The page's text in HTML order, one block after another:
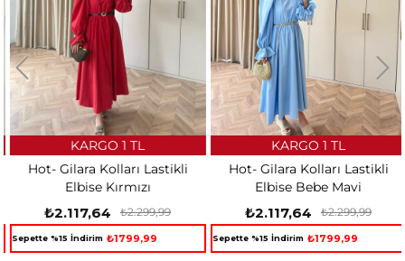
Hot- Gilara Kolları Lastikli
Elbise Kırmızı
₺2.117,64 ₺2.299,99
Sepette %15 İndirim ₺1799,99
KARGO 1 TL
Hot- Gilara Kolları Lastikli
Elbise Bebe Mavi
₺2.117,64 ₺2.299,99
Sepette %15 İndirim ₺1799,99
KARGO 1 TL